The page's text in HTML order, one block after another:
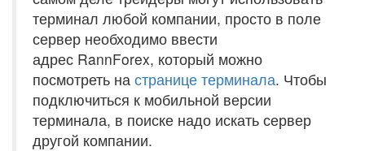
терминал любой компании, просто в поле
сервер необходимо ввести
адрес RannForex, который можно
посмотреть на странице терминала. Чтобы
подключиться к мобильной версии
терминала, в поиске надо искать сервер
другой компании.